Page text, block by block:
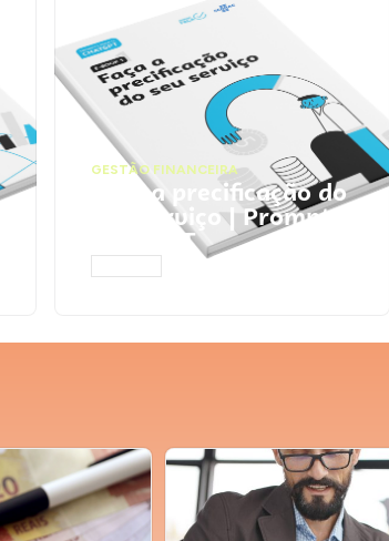
GESTÃO FINANCEIRA
Faça a precificação do
seu serviço | Prompts
ChatGPT